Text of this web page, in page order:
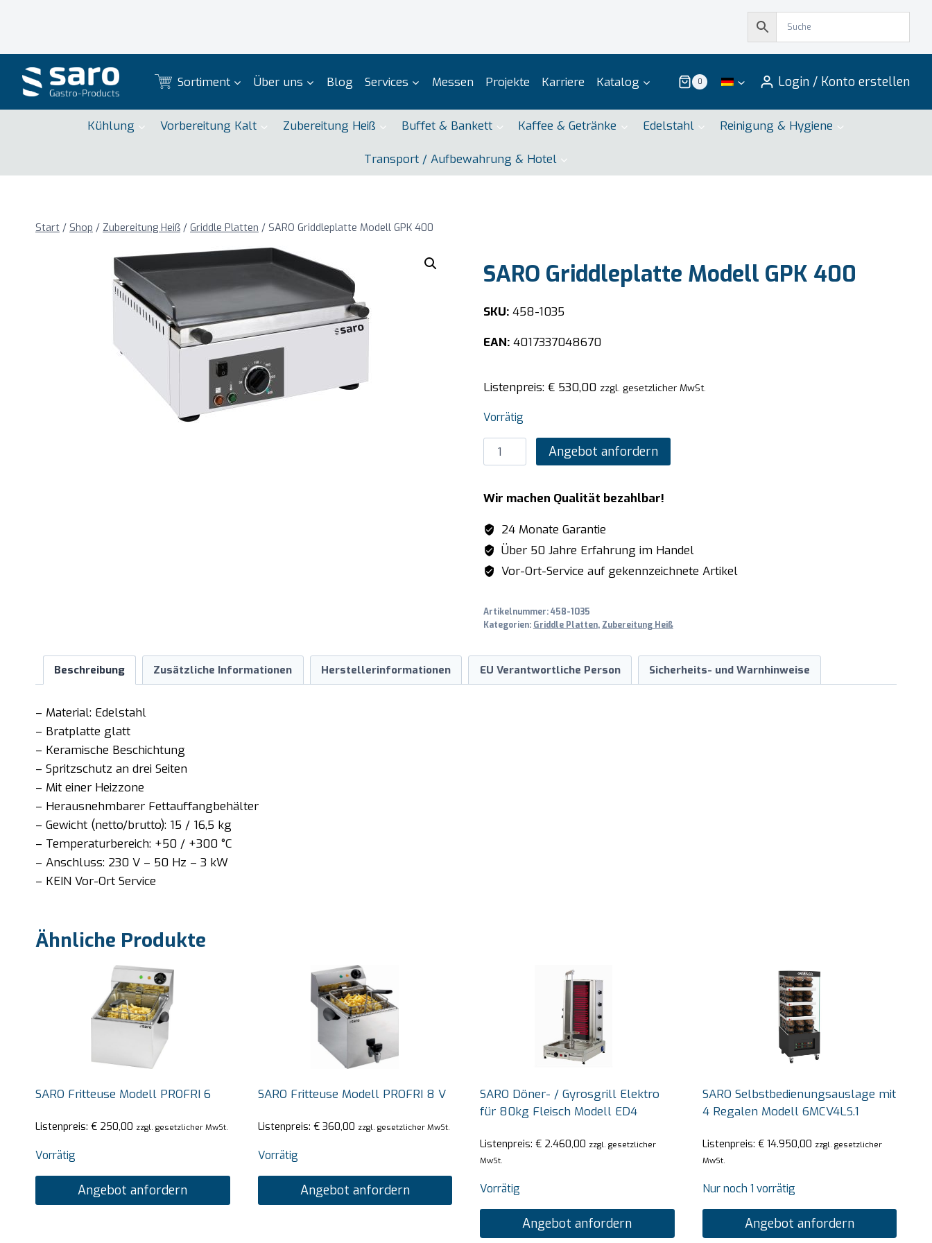
Sortiment Über uns Blog Services Messen Projekte Karriere Katalog 0 Login / Konto erstellen
Kühlung Vorbereitung Kalt Zubereitung Heiß Buffet & Bankett Kaffee & Getränke Edelstahl Reinigung & Hygiene
Transport / Aufbewahrung & Hotel
Start / Shop / Zubereitung Heiß / Griddle Platten / SARO Griddleplatte Modell GPK 400
SARO Griddleplatte Modell GPK 400
SKU:458-1035
EAN:4017337048670
Listenpreis: €530,00 zzgl. gesetzlicher MwSt.
Vorrätig
SARO
Griddleplatte
GPK
400
Menge
Angebot anfordern
Wir machen Qualität bezahlbar!
24 Monate Garantie
Über 50 Jahre Erfahrung im Handel
Vor-Ort-Service auf gekennzeichnete Artikel
Artikelnummer:458-1035
Kategorien: Griddle Platten, Zubereitung Heiß
Beschreibung Zusätzliche Informationen Herstellerinformationen EU Verantwortliche Person Sicherheits- und Warnhinweise
– Material: Edelstahl
– Bratplatte glatt
– Keramische Beschichtung
– Spritzschutz an drei Seiten
– Mit einer Heizzone
– Herausnehmbarer Fettauffangbehälter
– Gewicht (netto/brutto): 15 / 16,5 kg
– Temperaturbereich: +50 / +300 °C
– Anschluss: 230 V – 50 Hz – 3 kW
– KEIN Vor-Ort Service
Ähnliche Produkte
SARO Fritteuse Modell PROFRI 6
Listenpreis: € 250,00 zzgl. gesetzlicher MwSt.
Vorrätig
Angebot anfordern
SARO Fritteuse Modell PROFRI 8 V
Listenpreis: €360,00 zzgl. gesetzlicher MwSt.
Vorrätig
Angebot anfordern
SARO Döner- / Gyrosgrill Elektro
für 80kg Fleisch Modell ED4
Listenpreis: € 2.460,00 zzgl. gesetzlicher
MwSt.
Vorrätig
Angebot anfordern
SARO Selbstbedienungsauslage mit
4 Regalen Modell 6MCV4LS.1
Listenpreis: €14.950,00 zzgl. gesetzlicher
MwSt.
Nur noch 1 vorrätig
Angebot anfordern